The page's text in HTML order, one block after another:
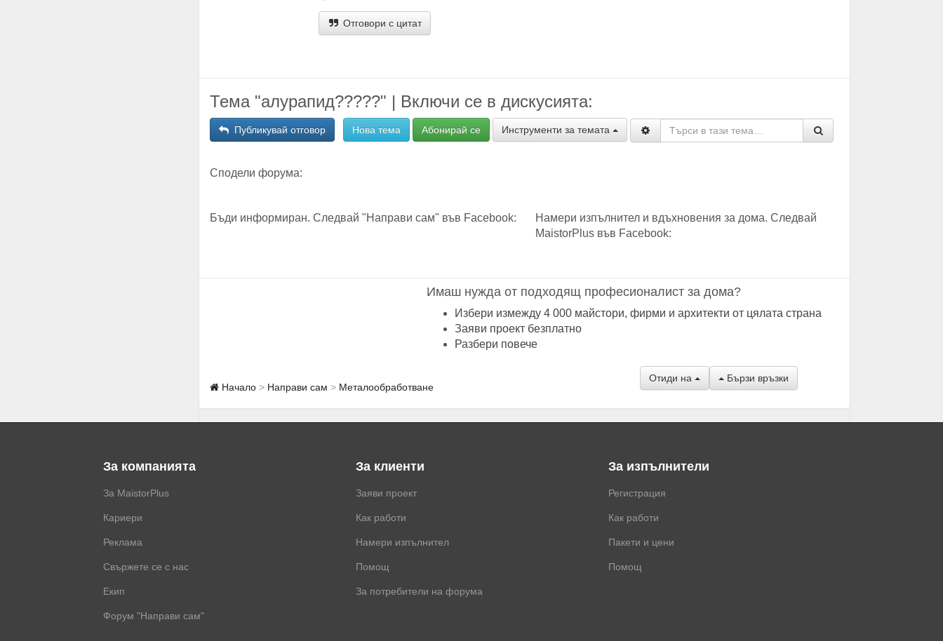
Отговори с цитат
Тема "алурапид?????" | Включи се в дискусията:
Публикувай отговор Нова тема Абонирай се Инструменти за темата
Сподели форума:
Бъди информиран. Следвай "Направи сам" във Facebook:
Намери изпълнител и вдъхновения за дома. Следвай
MaistorPlus във Facebook:
Имаш нужда от подходящ професионалист за дома?
Избери измежду 4 000 майстори, фирми и архитекти от цялата страна
Заяви проект безплатно
Разбери повече
Начало Направи сам Металообработване
Отиди на Бързи връзки
За компанията
За MaistorPlus
Кариери
Реклама
Свържете се с нас
Екип
Форум "Направи сам"
За клиенти
Заяви проект
Как работи
Намери изпълнител
Помощ
За потребители на форума
За изпълнители
Регистрация
Как работи
Пакети и цени
Помощ